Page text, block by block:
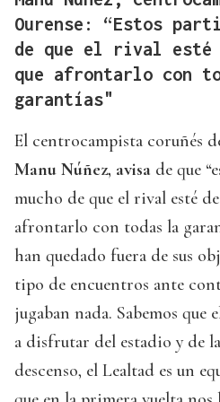
Ourense: “Estos
de que el rival esté
que afrontarlo con
garantías"
El centrocampista coruñés
Manu Núñez, avisa de que
mucho de que el rival esté
afrontarlo con todas la
han quedado fuera de sus
tipo de encuentros ante
jugaban nada. Sabemos que
a disfrutar del estadio y de
descenso, el Lealtad es un